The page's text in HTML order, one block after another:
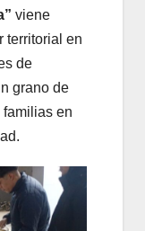
viene
territorial en
de
grano de
en